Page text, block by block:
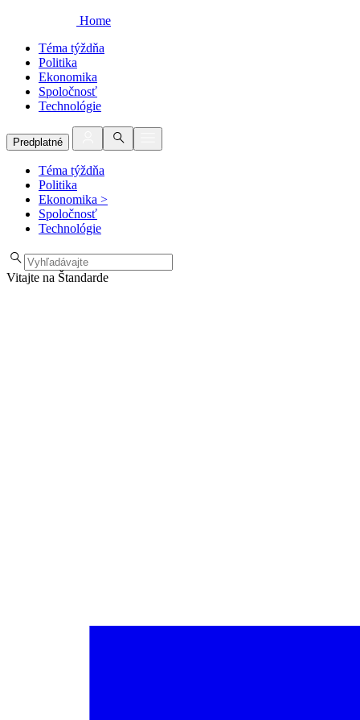
Home
Téma týždňa
Politika
Ekonomika
Spoločnosť
Technológie
Predplatné
Téma týždňa
Politika
Ekonomika >
Spoločnosť
Technológie
Vitajte na Štandarde